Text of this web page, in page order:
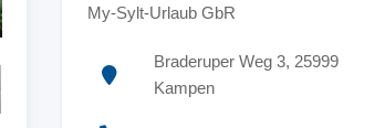
My-Sylt-Urlaub GbR
Braderuper Weg 3, 25999
Kampen